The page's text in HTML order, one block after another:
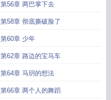
第56章 两巴掌下去
第58章 彻底撕破脸了
第60章 少年
第62章 路边的宝马车
第64章 马玥的想法
第66章 两个人的舞蹈